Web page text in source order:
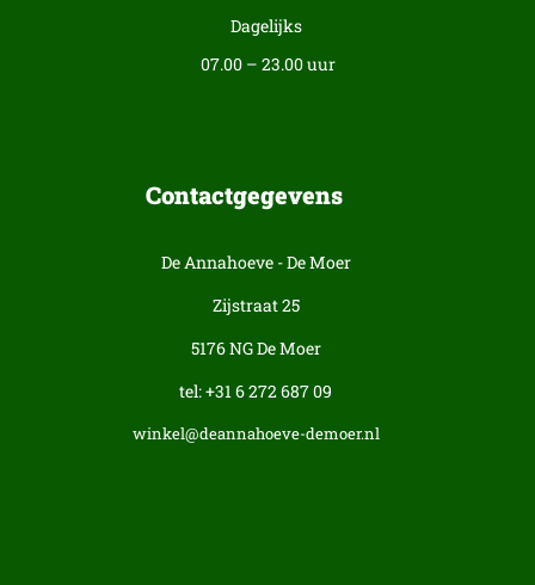
Dagelijks
07.00 – 23.00 uur
Contactgegevens
De Annahoeve - De Moer
Zijstraat 25
5176 NG De Moer
tel: +31 6 272 687 09
winkel@deannahoeve-demoer.nl